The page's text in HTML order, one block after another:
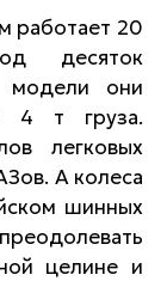
работает 20
десяток
модели они
4 т груза.
легковых
А колеса
шинных
целине и